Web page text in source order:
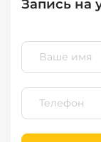
Запись на